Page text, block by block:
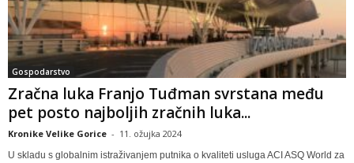
Gospodarstvo
Zračna luka Franjo Tuđman svrstana među
pet posto najboljih zračnih luka...
Kronike Velike Gorice - 11. ožujka 2024
U skladu s globalnim istraživanjem putnika o kvaliteti usluga ACI ASQ World za